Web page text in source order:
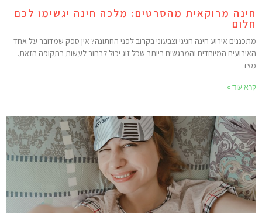
מרוקאית מהסרטים: מלכה חינה יגשימו לכם
אירוע חינה חגיגי וצבעוני בקרוב לפני החתונה? אין ספק שמדובר על אחד
המיוחדים והמרגשים ביותר שכל זוג יכול לבחור לעשות בתקופה הזאת.
עוד »